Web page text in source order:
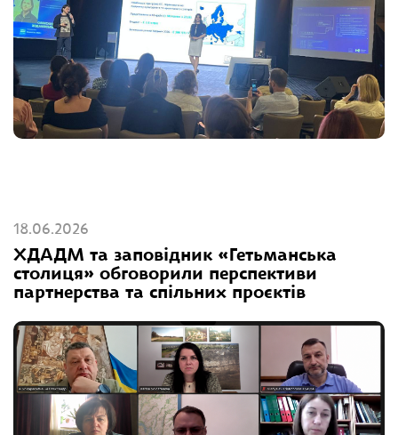
18.06.2026
ХДАДМ та заповідник «Гетьманська
столиця» обговорили перспективи
партнерства та спільних проєктів